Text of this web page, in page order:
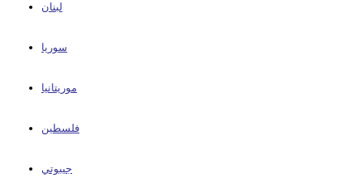
لبنان
سوريا
موريتانيا
فلسطين
جيبوتي